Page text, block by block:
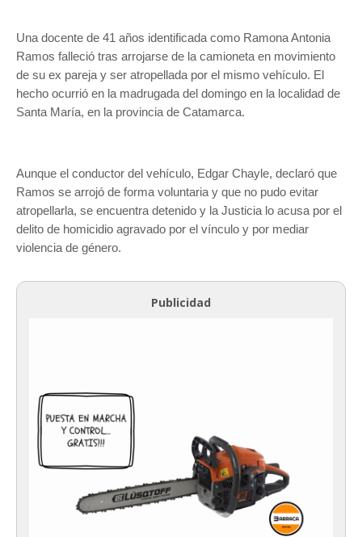
Una docente de 41 años identificada como Ramona Antonia
Ramos falleció tras arrojarse de la camioneta en movimiento
de su ex pareja y ser atropellada por el mismo vehículo. El
hecho ocurrió en la madrugada del domingo en la localidad de
Santa María, en la provincia de Catamarca.
Aunque el conductor del vehículo, Edgar Chayle, declaró que
Ramos se arrojó de forma voluntaria y que no pudo evitar
atropellarla, se encuentra detenido y la Justicia lo acusa por el
delito de homicidio agravado por el vínculo y por mediar
violencia de género.
Publicidad